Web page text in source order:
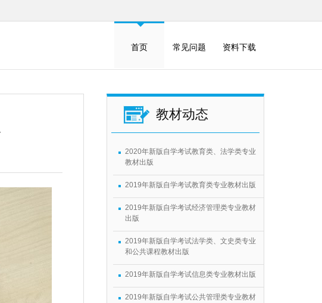
首页 常见问题 资料下载
教材动态
2020年新版自学考试教育类、法学类专业
教材出版
2019年新版自学考试教育类专业教材出版
2019年新版自学考试经济管理类专业教材
出版
2019年新版自学考试法学类、文史类专业
和公共课程教材出版
2019年新版自学考试信息类专业教材出版
2019年新版自学考试公共管理类专业教材